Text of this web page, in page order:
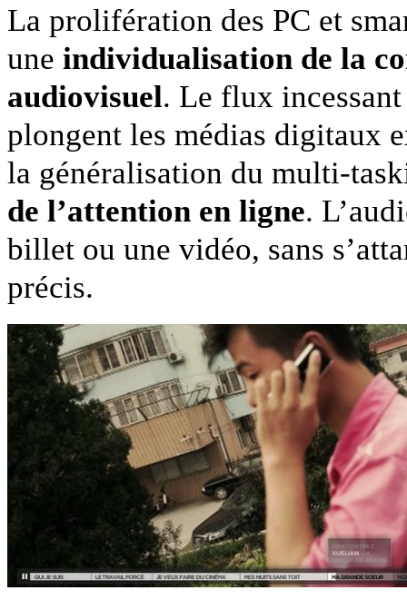
La prolifération des PC et
une individualisation de la
audiovisuel. Le flux
plongent les médias digitaux
la généralisation du multi-
de l’attention en ligne.
billet ou une vidéo, sans
précis.